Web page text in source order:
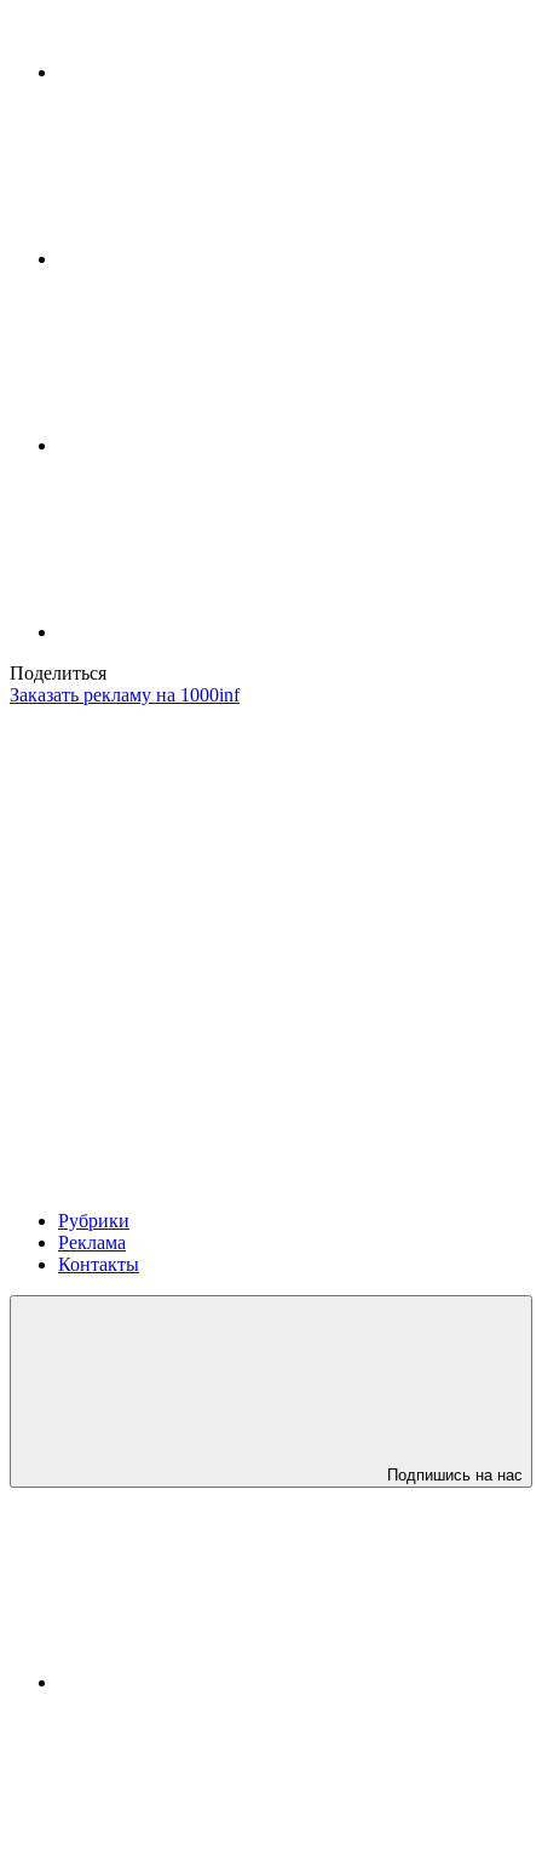
Поделиться
Заказать рекламу на 1000inf
Рубрики
Реклама
Контакты
Подпишись на нас